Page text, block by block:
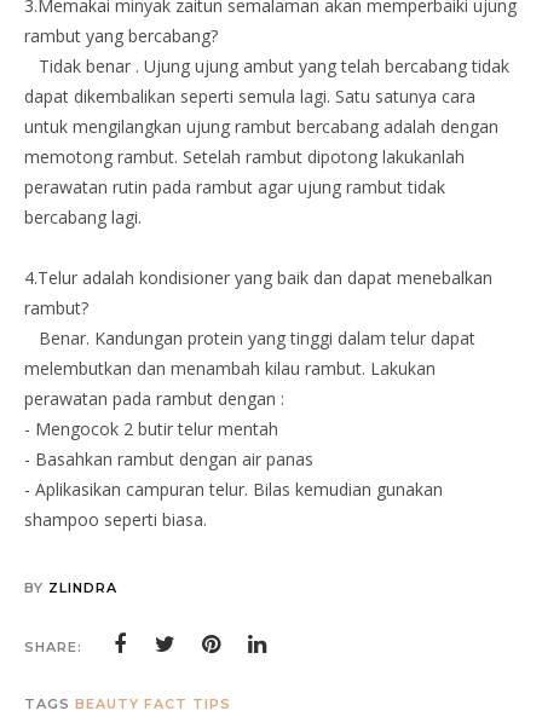
3.Memakai minyak zaitun semalaman akan memperbaiki ujung
rambut yang bercabang?
Tidak benar . Ujung ujung ambut yang telah bercabang tidak
dapat dikembalikan seperti semula lagi. Satu satunya cara
untuk mengilangkan ujung rambut bercabang adalah dengan
memotong rambut. Setelah rambut dipotong lakukanlah
perawatan rutin pada rambut agar ujung rambut tidak
bercabang lagi.
4.Telur adalah kondisioner yang baik dan dapat menebalkan
rambut?
Benar. Kandungan protein yang tinggi dalam telur dapat
melembutkan dan menambah kilau rambut. Lakukan
perawatan pada rambut dengan :
- Mengocok 2 butir telur mentah
- Basahkan rambut dengan air panas
- Aplikasikan campuran telur. Bilas kemudian gunakan
shampoo seperti biasa.
BY ZLINDRA
SHARE:
TAGS BEAUTY FACT TIPS